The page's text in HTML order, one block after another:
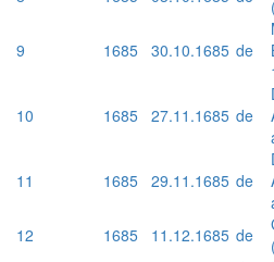
9 1685 30.10.1685 de
10 1685 27.11.1685 de
11 1685 29.11.1685 de
12 1685 11.12.1685 de